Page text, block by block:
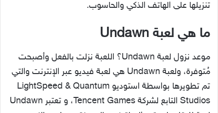
تنزيلها على الهاتف الذكي والحاسوب.
ما هي لعبة Undawn
موعد نزول لعبة Undawn؟ اللعبة نزلت بالفعل وأصبحت
مُتوفرة، ولعبة Undawn هي لعبة فيديو عبر الإنترنت والتي
تم تطويرها بواسطة استوديو LightSpeed & Quantum
Studios التابع لشركة Tencent Games، و تعتبر Undawn